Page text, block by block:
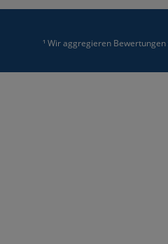
¹ Wir aggregieren